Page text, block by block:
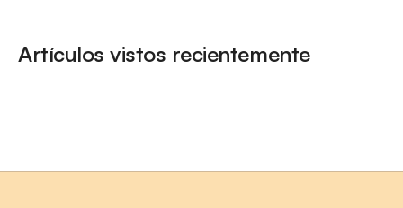
Artículos vistos recientemente